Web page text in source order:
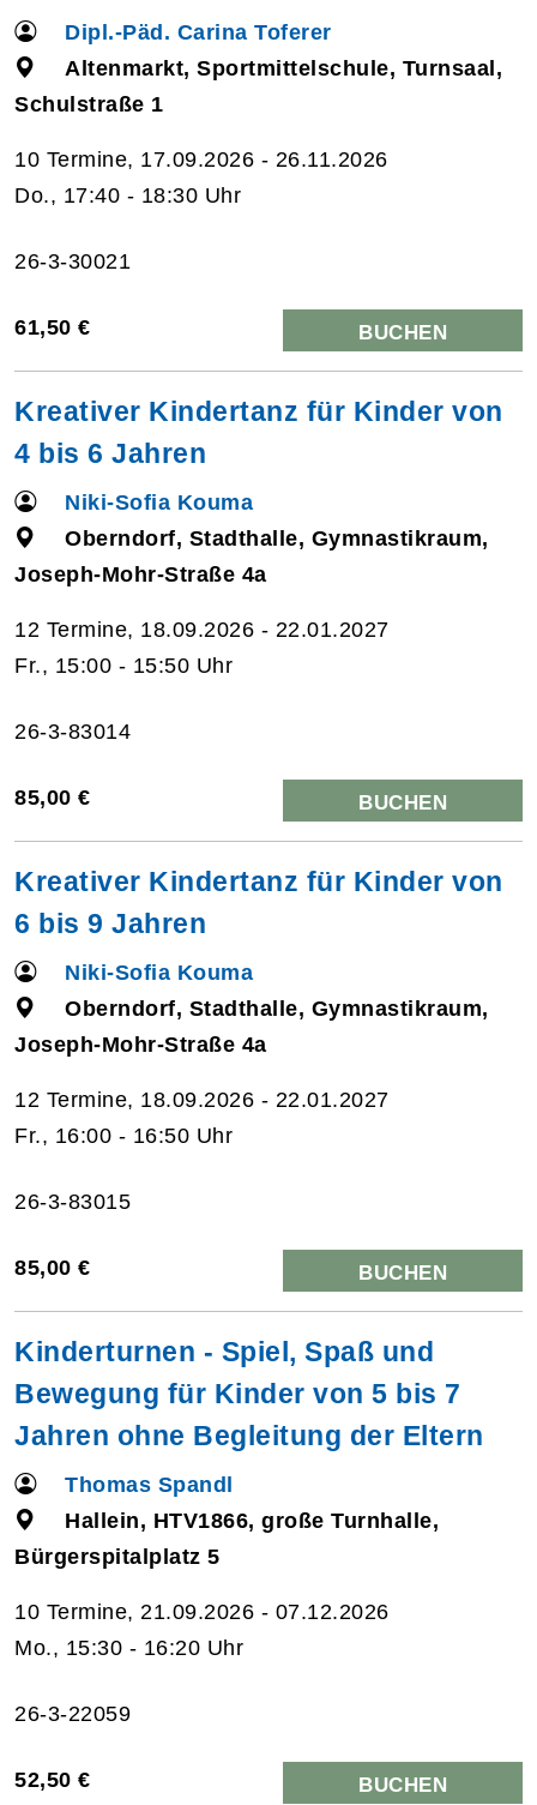
Dipl.-Päd. Carina Toferer
Altenmarkt, Sportmittelschule, Turnsaal,
Schulstraße 1
10 Termine, 17.09.2026 - 26.11.2026
Do., 17:40 - 18:30 Uhr
26-3-30021
61,50 € BUCHEN
Kreativer Kindertanz für Kinder von
4 bis 6 Jahren
Niki-Sofia Kouma
Oberndorf, Stadthalle, Gymnastikraum,
Joseph-Mohr-Straße 4a
12 Termine, 18.09.2026 - 22.01.2027
Fr., 15:00 - 15:50 Uhr
26-3-83014
85,00 € BUCHEN
Kreativer Kindertanz für Kinder von
6 bis 9 Jahren
Niki-Sofia Kouma
Oberndorf, Stadthalle, Gymnastikraum,
Joseph-Mohr-Straße 4a
12 Termine, 18.09.2026 - 22.01.2027
Fr., 16:00 - 16:50 Uhr
26-3-83015
85,00 € BUCHEN
Kinderturnen - Spiel, Spaß und
Bewegung für Kinder von 5 bis 7
Jahren ohne Begleitung der Eltern
Thomas Spandl
Hallein, HTV1866, große Turnhalle,
Bürgerspitalplatz 5
10 Termine, 21.09.2026 - 07.12.2026
Mo., 15:30 - 16:20 Uhr
26-3-22059
52,50 € BUCHEN